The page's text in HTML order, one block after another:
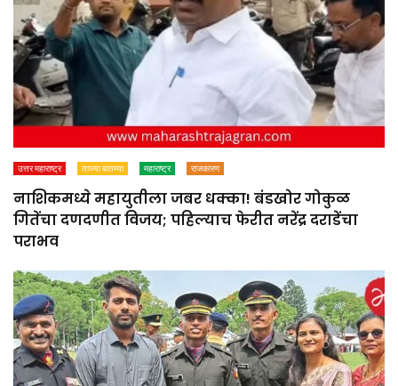
उत्तर महाराष्ट्र ताज्या बातम्या महाराष्ट्र राजकारण
नाशिकमध्ये महायुतीला जबर धक्का! बंडखोर गोकुळ
गितेंचा दणदणीत विजय; पहिल्याच फेरीत नरेंद्र दराडेंचा
पराभव